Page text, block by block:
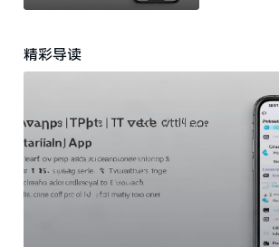
精彩导读